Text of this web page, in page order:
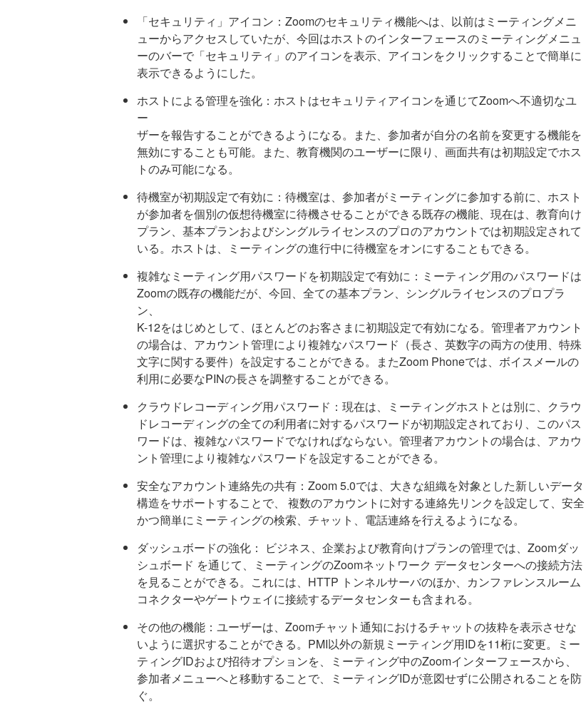
「セキュリティ」アイコン：Zoomのセキュリティ機能へは、以前はミーティングメニ
ューからアクセスしていたが、今回はホストのインターフェースのミーティングメニュ
ーのバーで「セキュリティ」のアイコンを表示、アイコンをクリックすることで簡単に
表示できるようにした。
ホストによる管理を強化：ホストはセキュリティアイコンを通じてZoomへ不適切なユ
ー
ザーを報告することができるようになる。また、参加者が自分の名前を変更する機能を
無効にすることも可能。また、教育機関のユーザーに限り、画面共有は初期設定でホス
トのみ可能になる。
待機室が初期設定で有効に：待機室は、参加者がミーティングに参加する前に、ホスト
が参加者を個別の仮想待機室に待機させることができる既存の機能、現在は、教育向け
プラン、基本プランおよびシングルライセンスのプロのアカウントでは初期設定されて
いる。ホストは、ミーティングの進行中に待機室をオンにすることもできる。
複雑なミーティング用パスワードを初期設定で有効に：ミーティング用のパスワードは
Zoomの既存の機能だが、今回、全ての基本プラン、シングルライセンスのプロプラ
ン、
K-12をはじめとして、ほとんどのお客さまに初期設定で有効になる。管理者アカウント
の場合は、アカウント管理により複雑なパスワード（長さ、英数字の両方の使用、特殊
文字に関する要件）を設定することができる。またZoom Phoneでは、ボイスメールの
利用に必要なPINの長さを調整することができる。
クラウドレコーディング用パスワード：現在は、ミーティングホストとは別に、クラウ
ドレコーディングの全ての利用者に対するパスワードが初期設定されており、このパス
ワードは、複雑なパスワードでなければならない。管理者アカウントの場合は、アカウ
ント管理により複雑なパスワードを設定することができる。
安全なアカウント連絡先の共有：Zoom 5.0では、大きな組織を対象とした新しいデータ
構造をサポートすることで、 複数のアカウントに対する連絡先リンクを設定して、安全
かつ簡単にミーティングの検索、チャット、電話連絡を行えるようになる。
ダッシュボードの強化： ビジネス、企業および教育向けプランの管理では、Zoomダッ
シュボード を通じて、ミーティングのZoomネットワーク データセンターへの接続方法
を見ることができる。これには、HTTP トンネルサーバのほか、カンファレンスルーム
コネクターやゲートウェイに接続するデータセンターも含まれる。
その他の機能：ユーザーは、Zoomチャット通知におけるチャットの抜粋を表示させな
いように選択することができる。PMI以外の新規ミーティング用IDを11桁に変更。ミー
ティングIDおよび招待オプションを、ミーティング中のZoomインターフェースから、
参加者メニューへと移動することで、ミーティングIDが意図せずに公開されることを防
ぐ。